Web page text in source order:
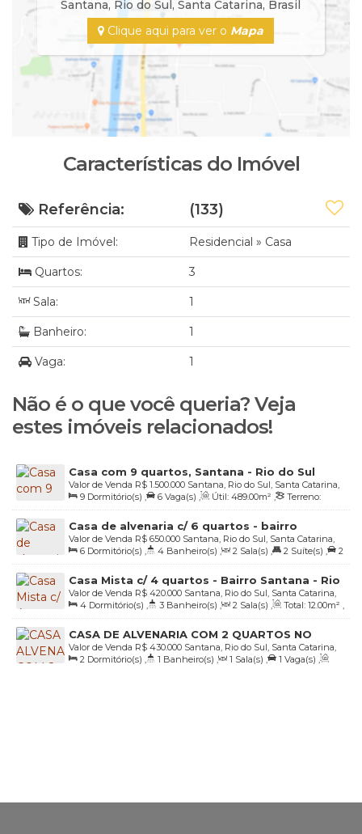
Santana, Rio do Sul,Santa Catarina, Brasil
Clique aqui para ver o Mapa
Características do Imóvel
Referência: (133)
Tipo de Imóvel: Residencial » Casa
Quartos: 3
Sala: 1
Banheiro: 1
Vaga: 1
Não é o que você queria? Veja
estes imóveis relacionados!
Casa com 9 quartos, Santana - Rio do Sul
R$ 1.500.000
Valor de Venda
Santana, Rio do Sul, Santa Catarina,
Brasil
9 Dormitório(s) , 6 Vaga(s) , Útil: 489.00m² ,
Terreno:
904.00m² , Fundos: 26.49m , Frente: 36.79m ,
Lado Direito:
20.82m , Lado Esquerdo: 28 .89 m
Casa de alvenaria c/ 6 quartos - bairro
Santana em Rio do Sul/SC
R$ 650.000
Valor de Venda
Santana, Rio do Sul, Santa Catarina,
Brasil
6 Dormitório(s) , 4 Banheiro(s) , 2 Sala(s) , 2 Suíte(s) ,
2
Vaga(s) , Útil: 234.00m² , Terreno: 762.00m² ,
Fundos:
32.80m , Frente: 27.50m , Lado Direito: 27.70m ,
Lado
Esquerdo: 27.70 m
Casa Mista c/ 4 quartos - Bairro Santana - Rio
do Sul/SC
R$ 420.000
Valor de Venda
Santana, Rio do Sul, Santa Catarina,
Brasil
4 Dormitório(s) , 3 Banheiro(s) , 2 Sala(s) , Total: 12.00m² ,
2 Vaga(s) , Terreno: 300.00m² , Fundos: 12.00m ,
Frente:
12.00m , Lado Direito: 25.00 m , Lado Esquerdo: 25.00m
CASA DE ALVENARIA COM 2 QUARTOS NO
SANTANA
R$ 430.000
Valor de Venda
Santana, Rio do Sul, Santa Catarina,
Brasil
2 Dormitório(s) , 1 Banheiro(s) , 1 Sala(s) , 1 Vaga(s) ,